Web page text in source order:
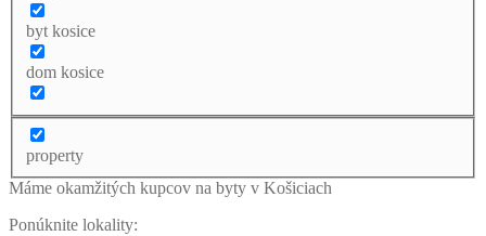
byt kosice
dom kosice
property
Máme okamžitých kupcov na byty v Košiciach
Ponúknite lokality: